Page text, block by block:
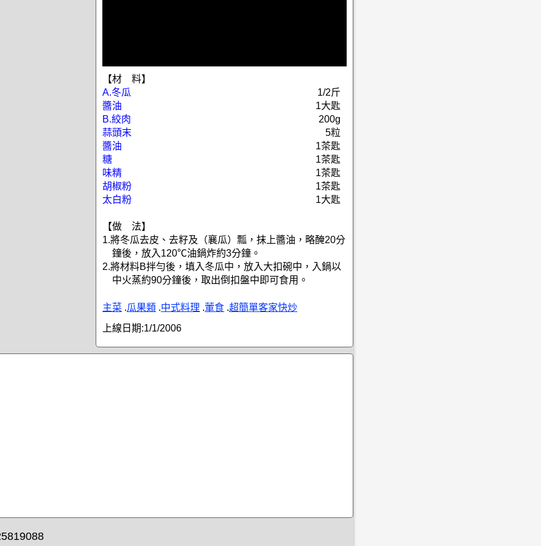
【材 料】
A.冬瓜
1/2斤
醬油
1大匙
B.絞肉
200g
蒜頭末
5粒
醬油
1茶匙
糖
1茶匙
味精
1茶匙
胡椒粉
1茶匙
太白粉
1大匙
【做 法】
1.將冬瓜去皮、去籽及（襄瓜）瓢，抹上醬油，略醃20分
鐘後，放入120℃油鍋炸約3分鐘。
2.將材料B拌勻後，填入冬瓜中，放入大扣碗中，入鍋以
中火蒸約90分鐘後，取出倒扣盤中即可食用。
主菜 .瓜果類 .中式料理 .葷食 .超簡單客家快炒
上線日期:1/1/2006